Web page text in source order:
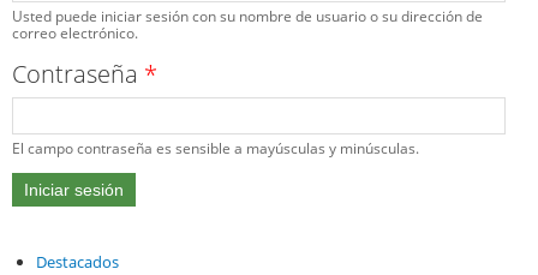
Usted puede iniciar sesión con su nombre de usuario o su dirección de
correo electrónico.
Contraseña *
El campo contraseña es sensible a mayúsculas y minúsculas.
Destacados